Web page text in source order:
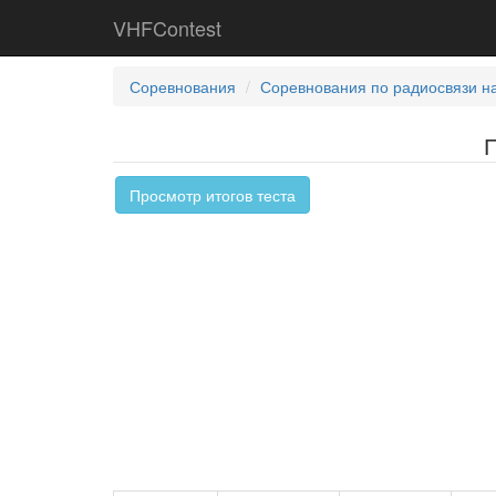
VHFContest
Соревнования Соревнования по радиосвязи
Просмотр итогов теста